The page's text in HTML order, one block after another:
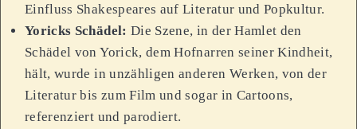
Einfluss Shakespeares auf Literatur und Popkultur.
Yoricks Schädel: Die Szene, in der Hamlet den
Schädel von Yorick, dem Hofnarren seiner Kindheit,
hält, wurde in unzähligen anderen Werken, von der
Literatur bis zum Film und sogar in Cartoons,
referenziert und parodiert.